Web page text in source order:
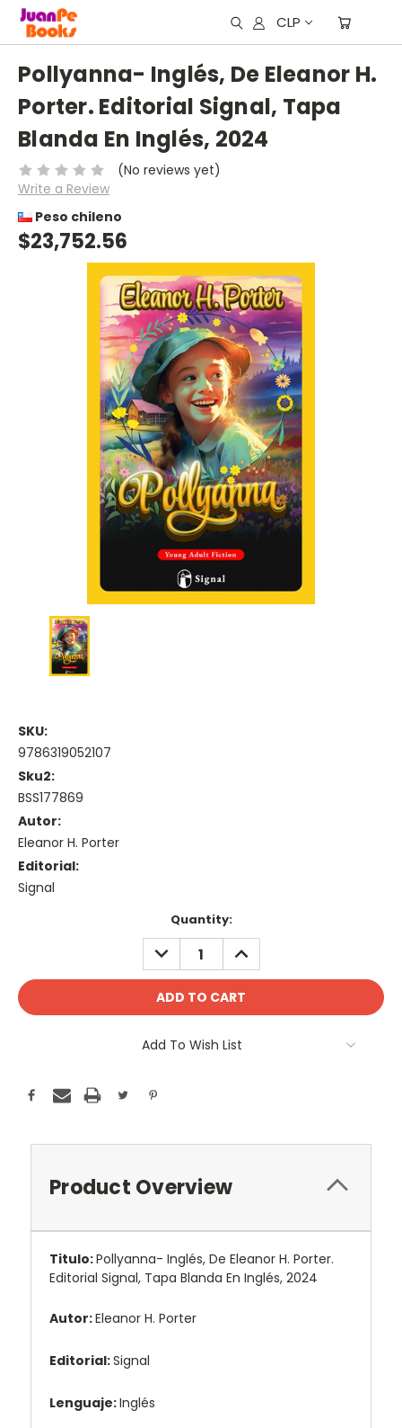
CLP
Pollyanna- Inglés, De Eleanor H.
Porter. Editorial Signal, Tapa
Blanda En Inglés, 2024
(No reviews yet)
Write a Review
Peso chileno
$23,752.56
SKU:
9786319052107
Sku2:
BSS177869
Autor:
Eleanor H. Porter
Editorial:
Signal
Quantity:
DECREASE
QUANTITY:
INCREASE
QUANTITY:
Add To Wish List
Product Overview
Titulo:Pollyanna- Inglés, De Eleanor H. Porter.
Editorial Signal, Tapa Blanda En Inglés, 2024
Autor:Eleanor H. Porter
Editorial:Signal
Lenguaje:Inglés